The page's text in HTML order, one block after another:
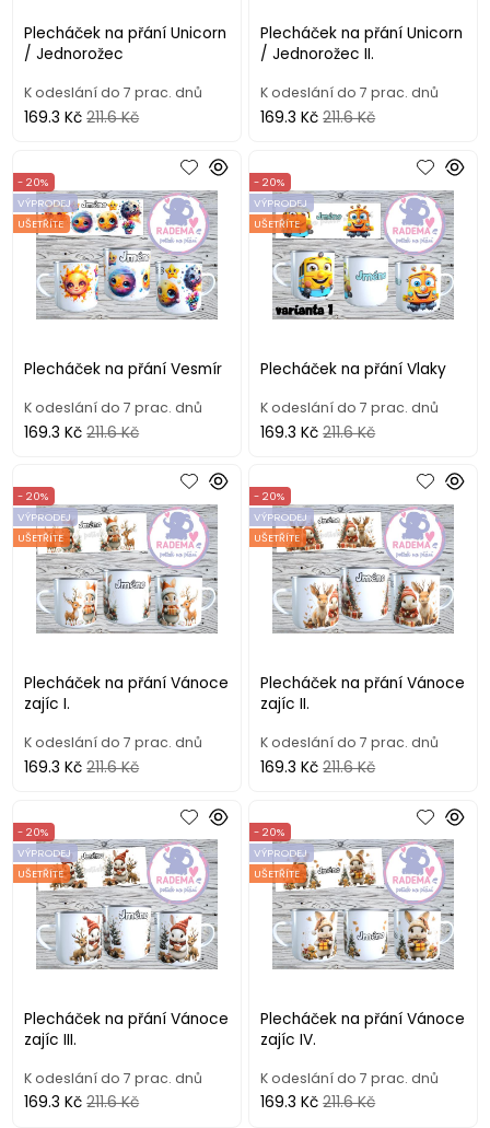
Plecháček na přání Unicorn
/ Jednorožec
K odeslání do 7 prac. dnů
169.3 Kč 211.6 Kč
Plecháček na přání Unicorn
/ Jednorožec II.
K odeslání do 7 prac. dnů
169.3 Kč 211.6 Kč
Plecháček na přání Vesmír
- 20%
VÝPRODEJ
UŠETŘÍTE
K odeslání do 7 prac. dnů
169.3 Kč 211.6 Kč
Plecháček na přání Vlaky
- 20%
VÝPRODEJ
UŠETŘÍTE
K odeslání do 7 prac. dnů
169.3 Kč 211.6 Kč
Plecháček na přání Vánoce
zajíc I.
- 20%
VÝPRODEJ
UŠETŘÍTE
K odeslání do 7 prac. dnů
169.3 Kč 211.6 Kč
Plecháček na přání Vánoce
zajíc II.
- 20%
VÝPRODEJ
UŠETŘÍTE
K odeslání do 7 prac. dnů
169.3 Kč 211.6 Kč
Plecháček na přání Vánoce
zajíc III.
- 20%
VÝPRODEJ
UŠETŘÍTE
K odeslání do 7 prac. dnů
169.3 Kč 211.6 Kč
Plecháček na přání Vánoce
zajíc IV.
- 20%
VÝPRODEJ
UŠETŘÍTE
K odeslání do 7 prac. dnů
169.3 Kč 211.6 Kč